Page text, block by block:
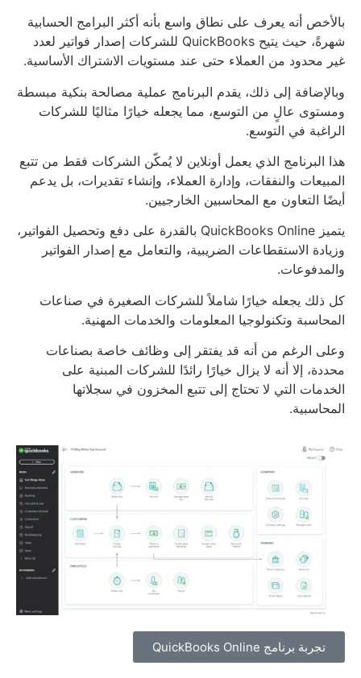
بالأخص أنه يعرف على نطاق واسع بأنه أكثر البرامج الحسابية
شهرةً، حيث يتيح QuickBooks للشركات إصدار فواتير لعدد
غير محدود من العملاء حتى عند مستويات الاشتراك الأساسية.
وبالإضافة إلى ذلك، يقدم البرنامج عملية مصالحة بنكية مبسطة
ومستوى عالٍ من التوسع، مما يجعله خيارًا مثاليًا للشركات
الراغبة في التوسع.
هذا البرنامج الذي يعمل أونلاين لا يُمكّن الشركات فقط من تتبع
المبيعات والنفقات، وإدارة العملاء، وإنشاء تقديرات، بل يدعم
أيضًا التعاون مع المحاسبين الخارجيين.
يتميز QuickBooks Online بالقدرة على دفع وتحصيل الفواتير،
وزيادة الاستقطاعات الضريبية، والتعامل مع إصدار الفواتير
والمدفوعات.
كل ذلك يجعله خيارًا شاملاً للشركات الصغيرة في صناعات
المحاسبة وتكنولوجيا المعلومات والخدمات المهنية.
وعلى الرغم من أنه قد يفتقر إلى وظائف خاصة بصناعات
محددة، إلا أنه لا يزال خيارًا رائدًا للشركات المبنية على
الخدمات التي لا تحتاج إلى تتبع المخزون في سجلاتها
المحاسبية.
تجربة برنامج QuickBooks Online